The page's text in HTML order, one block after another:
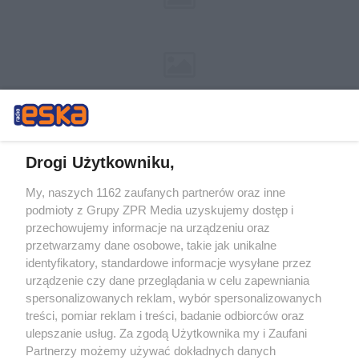
Żaden utwór zamieszczony w serwisie nie może być powielany i
rozpowszechniany lub dalej rozpowszechniany w jakikolwiek sposób (w
tym także elektroniczny lub mechaniczny) na jakimkolwiek polu
eksploatacji w jakiejkolwiek formie, włącznie z umieszczaniem w
Internecie bez pisemnej zgody właściciela praw. Jakiekolwiek użycie lub
wykorzystanie utworów w całości lub w części z naruszeniem prawa,
tzn. bez właściwej zgody, jest zabronione pod groźbą kary i może być
ścigane prawnie.
Drogi Użytkowniku,
My, naszych 1162 zaufanych partnerów oraz inne
podmioty z Grupy ZPR Media uzyskujemy dostęp i
przechowujemy informacje na urządzeniu oraz
przetwarzamy dane osobowe, takie jak unikalne
identyfikatory, standardowe informacje wysyłane przez
urządzenie czy dane przeglądania w celu zapewniania
spersonalizowanych reklam, wybór spersonalizowanych
treści, pomiar reklam i treści, badanie odbiorców oraz
ulepszanie usług. Za zgodą Użytkownika my i Zaufani
Partnerzy możemy używać dokładnych danych